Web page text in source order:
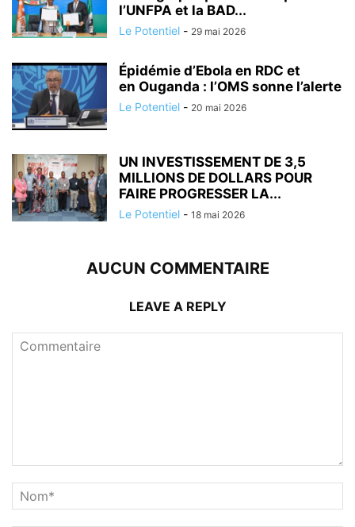
l’UNFPA et la BAD...
Le Potentiel - 29 mai 2026
Épidémie d’Ebola en RDC et
en Ouganda : l’OMS sonne l’alerte
Le Potentiel - 20 mai 2026
UN INVESTISSEMENT DE 3,5
MILLIONS DE DOLLARS POUR
FAIRE PROGRESSER LA...
Le Potentiel - 18 mai 2026
AUCUN COMMENTAIRE
LEAVE A REPLY